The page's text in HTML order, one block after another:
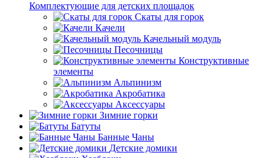
Комплектующие для детских площадок
Скаты для горок
Качели
Качельный модуль
Песочницы
Конструктивные
элементы
Альпинизм
Акробатика
Аксессуары
Зимние горки
Батуты
Банные Чаны
Детские домики